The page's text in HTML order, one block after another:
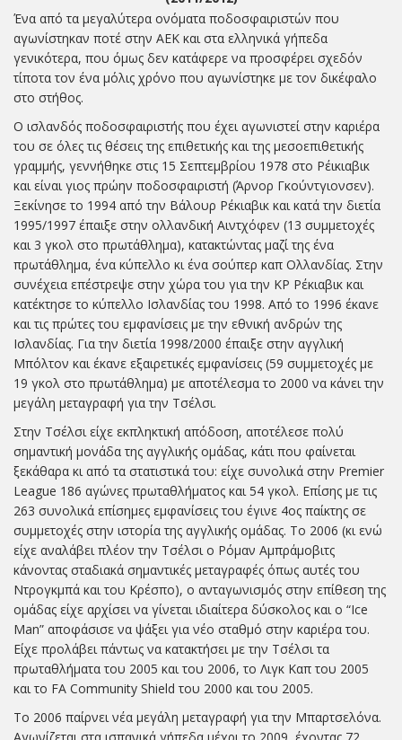
Ένα από τα μεγαλύτερα ονόματα ποδοσφαιριστών που
αγωνίστηκαν ποτέ στην ΑΕΚ και στα ελληνικά γήπεδα
γενικότερα, που όμως δεν κατάφερε να προσφέρει σχεδόν
τίποτα τον ένα μόλις χρόνο που αγωνίστηκε με τον δικέφαλο
στο στήθος.
Ο ισλανδός ποδοσφαιριστής που έχει αγωνιστεί στην καριέρα
του σε όλες τις θέσεις της επιθετικής και της μεσοεπιθετικής
γραμμής, γεννήθηκε στις 15 Σεπτεμβρίου 1978 στο Ρέικιαβικ
και είναι γιος πρώην ποδοσφαιριστή (Άρνορ Γκούντγιονσεν).
Ξεκίνησε το 1994 από την Βάλουρ Ρέκιαβικ και κατά την διετία
1995/1997 έπαιξε στην ολλανδική Αιντχόφεν (13 συμμετοχές
και 3 γκολ στο πρωτάθλημα), κατακτώντας μαζί της ένα
πρωτάθλημα, ένα κύπελλο κι ένα σούπερ καπ Ολλανδίας. Στην
συνέχεια επέστρεψε στην χώρα του για την ΚΡ Ρέκιαβικ και
κατέκτησε το κύπελλο Ισλανδίας του 1998. Από το 1996 έκανε
και τις πρώτες του εμφανίσεις με την εθνική ανδρών της
Ισλανδίας. Για την διετία 1998/2000 έπαιξε στην αγγλική
Μπόλτον και έκανε εξαιρετικές εμφανίσεις (59 συμμετοχές με
19 γκολ στο πρωτάθλημα) με αποτέλεσμα το 2000 να κάνει την
μεγάλη μεταγραφή για την Τσέλσι.
Στην Τσέλσι είχε εκπληκτική απόδοση, αποτέλεσε πολύ
σημαντική μονάδα της αγγλικής ομάδας, κάτι που φαίνεται
ξεκάθαρα κι από τα στατιστικά του: είχε συνολικά στην Premier
League 186 αγώνες πρωταθλήματος και 54 γκολ. Επίσης με τις
263 συνολικά επίσημες εμφανίσεις του έγινε 4ος παίκτης σε
συμμετοχές στην ιστορία της αγγλικής ομάδας. Το 2006 (κι ενώ
είχε αναλάβει πλέον την Τσέλσι ο Ρόμαν Αμπράμοβιτς
κάνοντας σταδιακά σημαντικές μεταγραφές όπως αυτές του
Ντρογκμπά και του Κρέσπο), ο ανταγωνισμός στην επίθεση της
ομάδας είχε αρχίσει να γίνεται ιδιαίτερα δύσκολος και ο “Ice
Man” αποφάσισε να ψάξει για νέο σταθμό στην καριέρα του.
Είχε προλάβει πάντως να κατακτήσει με την Τσέλσι τα
πρωταθλήματα του 2005 και του 2006, το Λιγκ Καπ του 2005
και το FA Community Shield του 2000 και του 2005.
Το 2006 παίρνει νέα μεγάλη μεταγραφή για την Μπαρτσελόνα.